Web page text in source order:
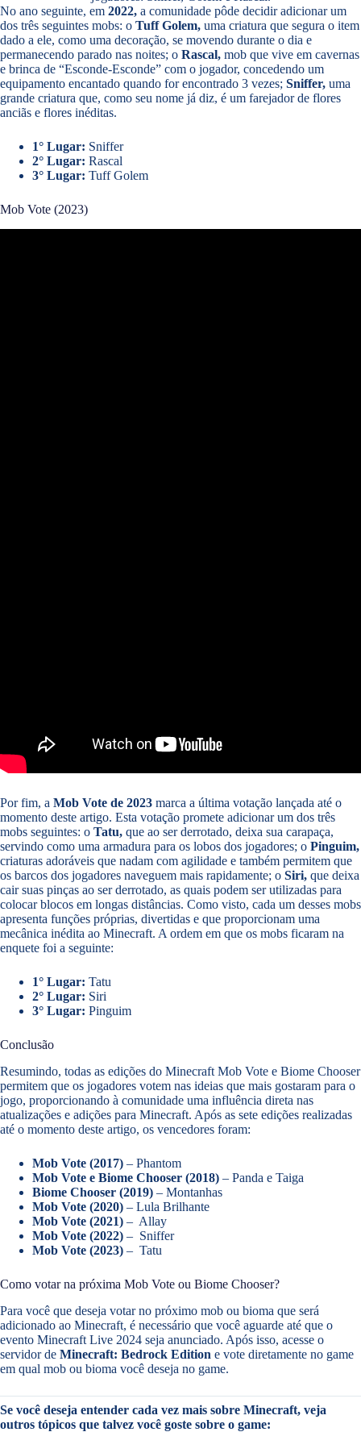
No ano seguinte, em 2022, a comunidade pôde decidir adicionar um
dos três seguintes mobs: o Tuff Golem, uma criatura que segura o item
dado a ele, como uma decoração, se movendo durante o dia e
permanecendo parado nas noites; o Rascal, mob que vive em cavernas
e brinca de “Esconde-Esconde” com o jogador, concedendo um
equipamento encantado quando for encontrado 3 vezes; Sniffer, uma
grande criatura que, como seu nome já diz, é um farejador de flores
anciãs e flores inéditas.
1° Lugar: Sniffer
2° Lugar: Rascal
3° Lugar: Tuff Golem
Mob Vote (2023)
Por fim, a Mob Vote de 2023 marca a última votação lançada até o
momento deste artigo. Esta votação promete adicionar um dos três
mobs seguintes: o Tatu, que ao ser derrotado, deixa sua carapaça,
servindo como uma armadura para os lobos dos jogadores; o Pinguim,
criaturas adoráveis que nadam com agilidade e também permitem que
os barcos dos jogadores naveguem mais rapidamente; o Siri, que deixa
cair suas pinças ao ser derrotado, as quais podem ser utilizadas para
colocar blocos em longas distâncias. Como visto, cada um desses mobs
apresenta funções próprias, divertidas e que proporcionam uma
mecânica inédita ao Minecraft. A ordem em que os mobs ficaram na
enquete foi a seguinte:
1° Lugar: Tatu
2° Lugar: Siri
3° Lugar: Pinguim
Conclusão
Resumindo, todas as edições do Minecraft Mob Vote e Biome Chooser
permitem que os jogadores votem nas ideias que mais gostaram para o
jogo, proporcionando à comunidade uma influência direta nas
atualizações e adições para Minecraft. Após as sete edições realizadas
até o momento deste artigo, os vencedores foram:
Mob Vote (2017) – Phantom
Mob Vote e Biome Chooser (2018) – Panda e Taiga
Biome Chooser (2019) – Montanhas
Mob Vote (2020) – Lula Brilhante
Mob Vote (2021) – Allay
Mob Vote (2022) – Sniffer
Mob Vote (2023) – Tatu
Como votar na próxima Mob Vote ou Biome Chooser?
Para você que deseja votar no próximo mob ou bioma que será
adicionado ao Minecraft, é necessário que você aguarde até que o
evento Minecraft Live 2024 seja anunciado. Após isso, acesse o
servidor de Minecraft: Bedrock Edition e vote diretamente no game
em qual mob ou bioma você deseja no game.
Se você deseja entender cada vez mais sobre Minecraft, veja
outros tópicos que talvez você goste sobre o game: